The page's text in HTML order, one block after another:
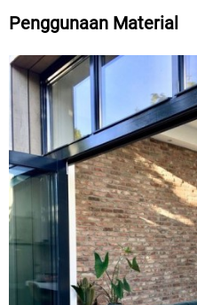
Penggunaan Material